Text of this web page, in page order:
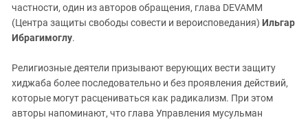
частности, один из авторов обращения, глава DEVAMM
(Центра защиты свободы совести и вероисповедания) Ильгар
Ибрагимоглу.
Религиозные деятели призывают верующих вести защиту
хиджаба более последовательно и без проявления действий,
которые могут расцениваться как радикализм. При этом
авторы напоминают, что глава Управления мусульман